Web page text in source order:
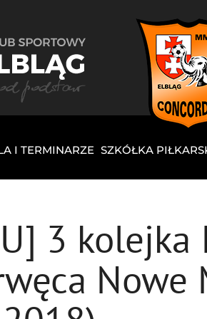
I TERMINARZE SZKÓŁKA
3
Nowe